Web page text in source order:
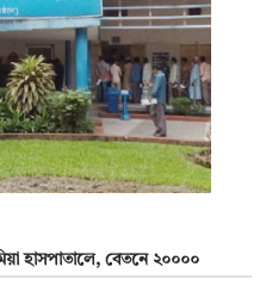
হাসপাতালে, বেতনে ২০০০০